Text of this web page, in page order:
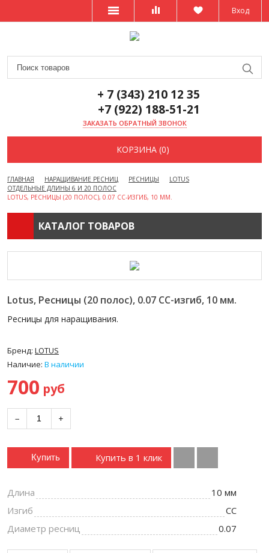
Вход
+ 7 (343) 210 12 35
+7 (922) 188-51-21
ЗАКАЗАТЬ ОБРАТНЫЙ ЗВОНОК
КОРЗИНА (0)
ГЛАВНАЯ НАРАЩИВАНИЕ РЕСНИЦ РЕСНИЦЫ
LOTUS
ОТДЕЛЬНЫЕ ДЛИНЫ 6 И 20 ПОЛОС
LOTUS, РЕСНИЦЫ (20 ПОЛОС), 0.07 СС-ИЗГИБ, 10 ММ.
КАТАЛОГ ТОВАРОВ
Lotus, Ресницы (20 полос), 0.07 СС-изгиб, 10 мм.
Ресницы для наращивания.
Бренд: LOTUS
Наличие: В наличии
700 руб
− +
Купить Купить в 1 клик
Длина
10 мм
Изгиб
CC
Диаметр ресниц
0.07